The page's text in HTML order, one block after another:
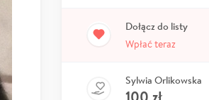
Dołącz do listy
Wpłać teraz
Sylwia Orlikowska